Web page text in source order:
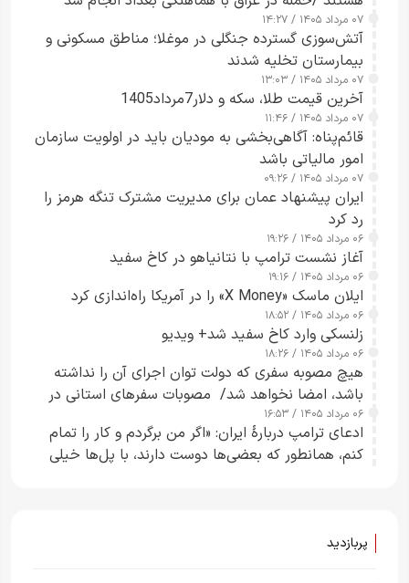
۰۷ مرداد ۱۴۰۵ / ۱۴:۲۷
آتش‌سوزی گسترده جنگلی در موغلا؛ مناطق مسکونی و
بیمارستان تخلیه شدند
۰۷ مرداد ۱۴۰۵ / ۱۳:۰۳
آخرین قیمت طلا، سکه و دلار7مرداد1405
۰۷ مرداد ۱۴۰۵ / ۱۱:۴۶
قائم‌پناه: آگاهی‌بخشی به مودیان باید در اولویت سازمان
امور مالیاتی باشد
۰۷ مرداد ۱۴۰۵ / ۰۹:۲۶
ایران پیشنهاد عمان برای مدیریت مشترک تنگه هرمز را
رد کرد
۰۶ مرداد ۱۴۰۵ / ۱۹:۲۶
آغاز نشست ترامپ با نتانیاهو در کاخ سفید
۰۶ مرداد ۱۴۰۵ / ۱۹:۱۶
ایلان ماسک «X Money» را در آمریکا راه‌اندازی کرد
۰۶ مرداد ۱۴۰۵ / ۱۸:۵۲
زلنسکی وارد کاخ سفید شد+ ویدیو
۰۶ مرداد ۱۴۰۵ / ۱۸:۲۶
هیچ مصوبه سفری که دولت توان اجرای آن را نداشته
باشد، امضا نخواهد شد/ مصوبات سفرهای استانی در
چارچوب قانون بودجه است+ عکس
۰۶ مرداد ۱۴۰۵ / ۱۶:۵۳
ادعای ترامپ دربارهٔ ایران: «اگر من برگردم و کار را تمام
کنم، همانطور که بعضی‌ها دوست دارند، با پل‌ها خیلی
پربازدید